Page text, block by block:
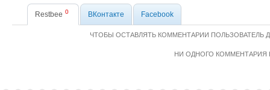
Restbee 0 ВКонтакте Facebook
ЧТОБЫ ОСТАВЛЯТЬ КОММЕНТАРИИ
НИ ОДНОГО КОММЕНТАРИЯ